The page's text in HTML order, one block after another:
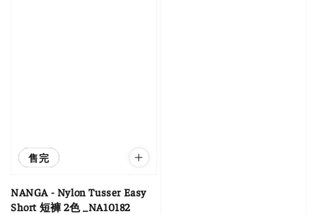
優惠
售完
NANGA - Nylon Tusser Easy
Short 短褲 2色 _NA10182